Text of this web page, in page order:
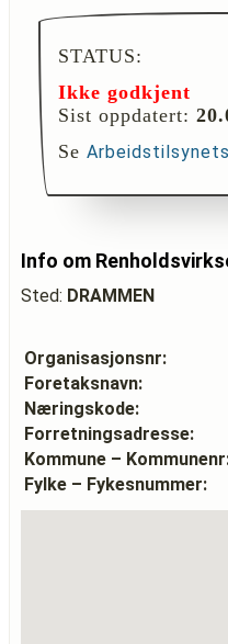
STATUS:
Ikke godkjent
Sist oppdatert:
Se
Info om
Sted: DRAMMEN
Organisasjonsnr:
Foretaksnavn:
Næringskode:
Forretningsadresse:
Kommune –
Fylke – Fykesnummer: